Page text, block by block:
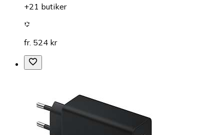
+21 butiker
fr. 524 kr